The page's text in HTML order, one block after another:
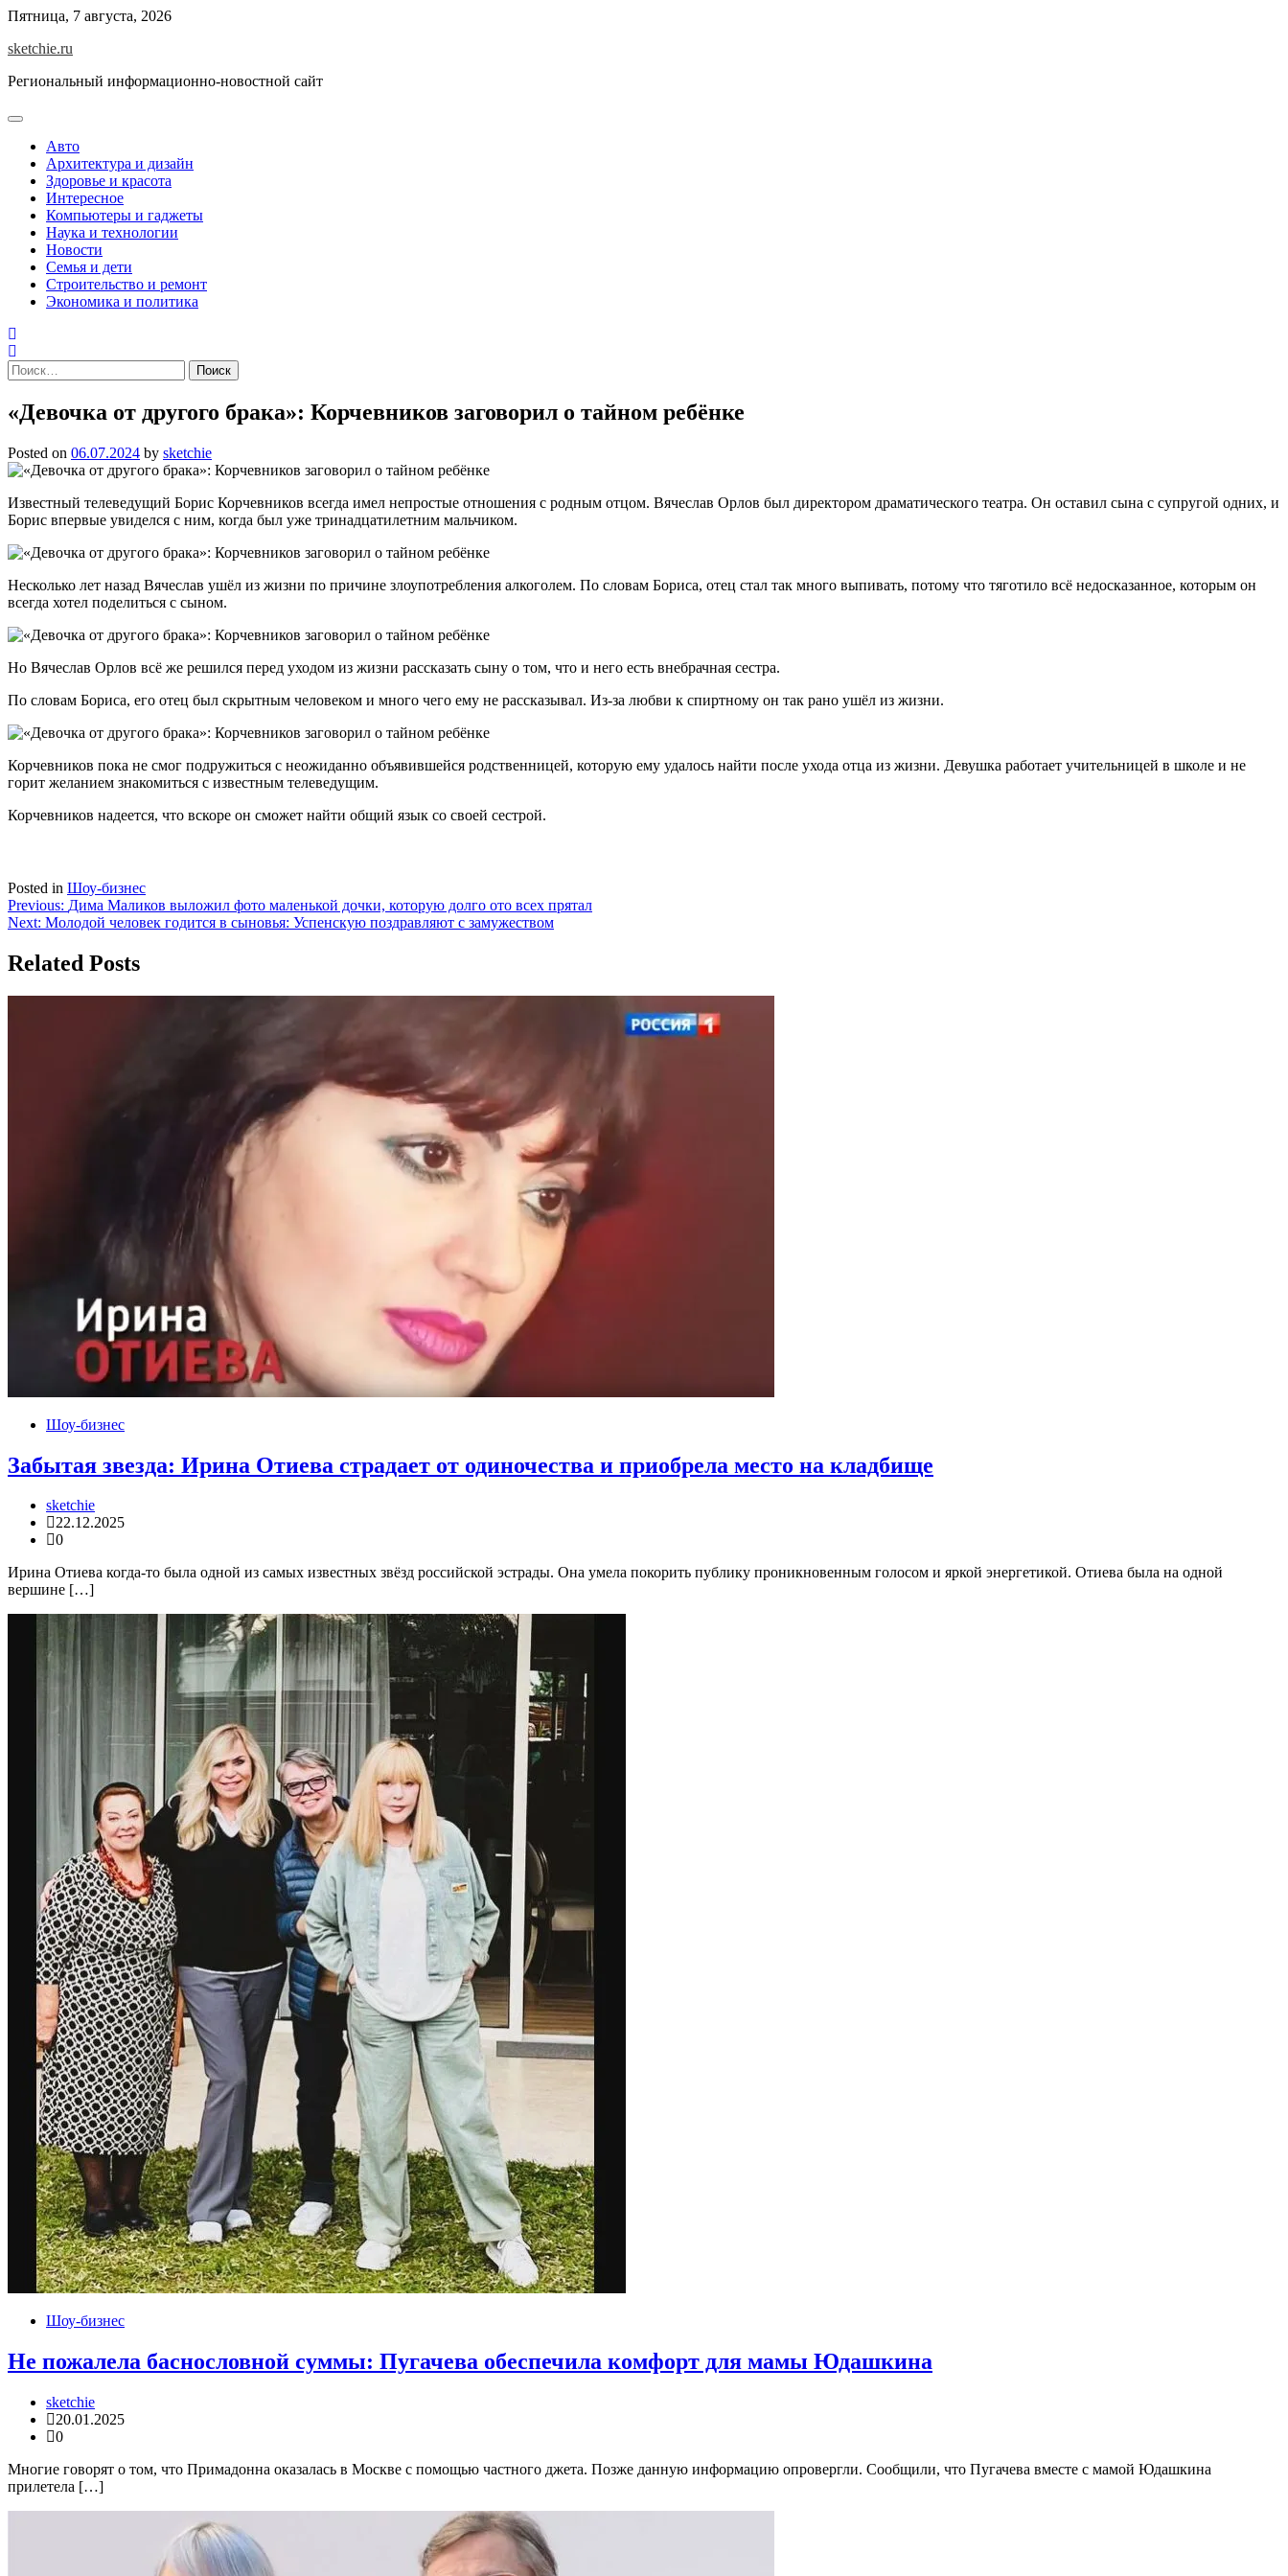
Skip
content
Пятница, 7 августа, 2026
sketchie.ru
Региональный информационно-новостной сайт
Авто
Архитектура и дизайн
Здоровье и красота
Интересное
Компьютеры и гаджеты
Наука и технологии
Новости
Семья и дети
Строительство и ремонт
Экономика и политика
Найти:
«Девочка от другого брака»: Корчевников заговорил о тайном ребёнке
Posted on 06.07.2024 by sketchie
Известный телеведущий Борис Корчевников всегда имел непростые отношения с родным отцом. Вячеслав Орлов был директором драматического театра. Он оставил сына с супругой одних, и
Борис впервые увиделся с ним, когда был уже тринадцатилетним мальчиком.
Несколько лет назад Вячеслав ушёл из жизни по причине злоупотребления алкоголем. По словам Бориса, отец стал так много выпивать, потому что тяготило всё недосказанное, которым он
всегда хотел поделиться с сыном.
Но Вячеслав Орлов всё же решился перед уходом из жизни рассказать сыну о том, что и него есть внебрачная сестра.
По словам Бориса, его отец был скрытным человеком и много чего ему не рассказывал. Из-за любви к спиртному он так рано ушёл из жизни.
Корчевников пока не смог подружиться с неожиданно объявившейся родственницей, которую ему удалось найти после ухода отца из жизни. Девушка работает учительницей в школе и не
горит желанием знакомиться с известным телеведущим.
Корчевников надеется, что вскоре он сможет найти общий язык со своей сестрой.
Posted in Шоу-бизнес
Навигация
по
записям
Previous: Дима Маликов выложил фото маленькой дочки, которую долго ото всех прятал
Next: Молодой человек годится в сыновья: Успенскую поздравляют с замужеством
Related Posts
Шоу-бизнес
Забытая звезда: Ирина Отиева страдает от одиночества и приобрела место на кладбище
sketchie
22.12.2025
0
Ирина Отиева когда-то была одной из самых известных звёзд российской эстрады. Она умела покорить публику проникновенным голосом и яркой энергетикой. Отиева была на одной
вершине […]
Шоу-бизнес
Не пожалела баснословной суммы: Пугачева обеспечила комфорт для мамы Юдашкина
sketchie
20.01.2025
0
Многие говорят о том, что Примадонна оказалась в Москве с помощью частного джета. Позже данную информацию опровергли. Сообщили, что Пугачева вместе с мамой Юдашкина
прилетела […]